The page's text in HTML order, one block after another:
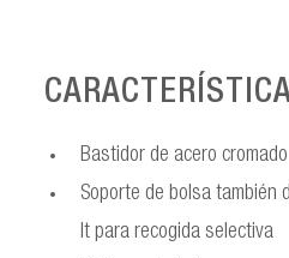
Bastidor de acero cromado
Soporte de bolsa también
lt para recogida selectiva